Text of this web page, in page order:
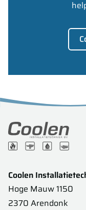
Coolen
Hoge Mauw 1150
2370 Arendonk